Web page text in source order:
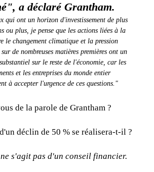
a déclaré Grantham.
qui ont un horizon d'investissement de plus
ou plus, je pense que les actions liées à la
le changement climatique et la pression
de nombreuses matières premières ont un
sur le reste de l'économie, car les
et les entreprises du monde entier
à accepter l'urgence de ces questions."
de la parole de Grantham ?
déclin de 50 % se réalisera-t-il ?
s'agit pas d'un conseil financier.